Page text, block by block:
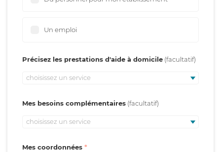
Un emploi
Précisez les prestations d'aide à domicile
choisissez un service
Mes besoins complémentaires
choisissez un service
Mes coordonnées